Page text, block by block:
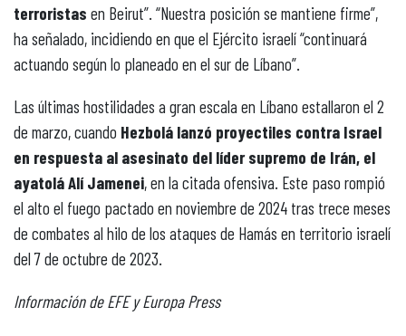
terroristas en Beirut”. “Nuestra posición se mantiene firme”,
ha señalado, incidiendo en que el Ejército israelí “continuará
actuando según lo planeado en el sur de Líbano”.
Las últimas hostilidades a gran escala en Líbano estallaron el 2
de marzo, cuando Hezbolá lanzó proyectiles contra Israel
en respuesta al asesinato del líder supremo de Irán, el
ayatolá Alí Jamenei, en la citada ofensiva. Este paso rompió
el alto el fuego pactado en noviembre de 2024 tras trece meses
de combates al hilo de los ataques de Hamás en territorio israelí
del 7 de octubre de 2023.
Información de EFE y Europa Press